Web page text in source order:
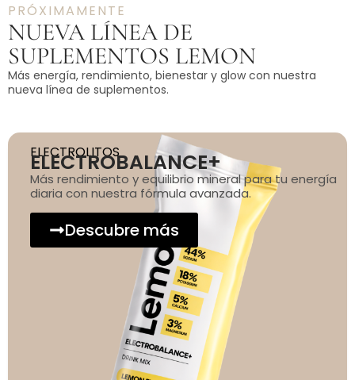
PRÓXIMAMENTE
NUEVA LÍNEA DE
SUPLEMENTOS LEMON
Más energía, rendimiento, bienestar y glow con nuestra
nueva línea de suplementos.
ELECTROLITOS
ELECTROBALANCE+
Más rendimiento y equilibrio mineral para tu energía
diaria con nuestra fórmula avanzada.
Descubre más